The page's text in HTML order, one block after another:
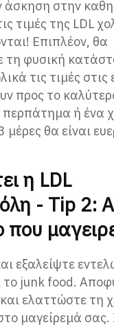
άσκηση στην
τιμές της LDL
Επιπλέον, θα
τη φυσική
τις τιμές στις
προς το
περπάτημα ή ένα
θα είναι
η LDL
- Tip 2:
που
εξαλείψτε
το junk food.
ελαττώστε τη
μαγείρεμά σας.